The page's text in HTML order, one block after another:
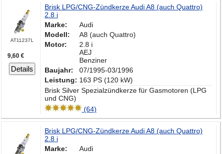
AT11237L
9,60 €
Details
Brisk LPG/CNG-Zündkerze Audi A8 (auch Quattro)
2.8 i
Marke:
Audi
Modell:
A8 (auch Quattro)
Motor:
2.8 i
AEJ
Benziner
Baujahr:
07/1995-03/1996
Leistung: 163 PS (120 kW)
Brisk Silver Spezialzündkerze für Gasmotoren (LPG
und CNG)
(64)
Brisk LPG/CNG-Zündkerze Audi A8 (auch Quattro)
2.8 i
Marke:
Audi